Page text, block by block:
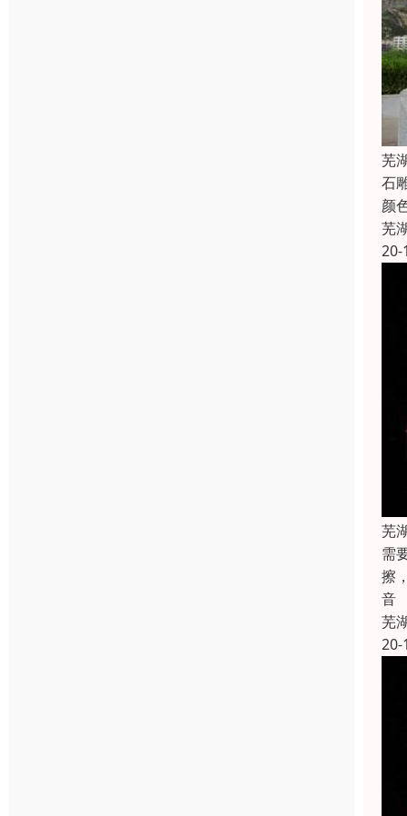
芜
石
颜
芜
20-
芜
需
擦
音
芜
20-